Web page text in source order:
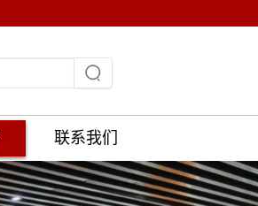
联系我们